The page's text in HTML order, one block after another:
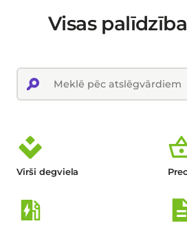
Visas
Virši degviela